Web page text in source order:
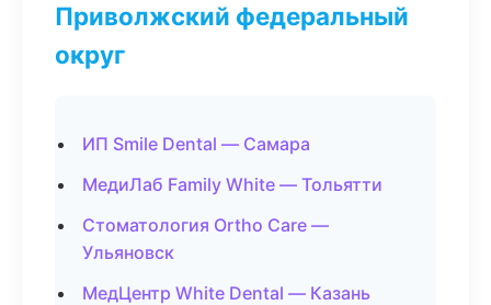
Приволжский федеральный
округ
ИП Smile Dental — Самара
МедиЛаб Family White — Тольятти
Стоматология Ortho Care —
Ульяновск
МедЦентр White Dental — Казань